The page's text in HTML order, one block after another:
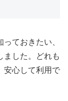
ておきたい、
ました。どれも
安心して利用で